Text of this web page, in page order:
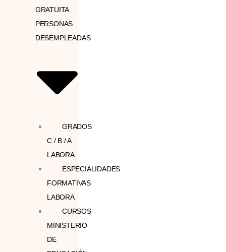
GRATUITA
PERSONAS
DESEMPLEADAS
GRADOS
C / B / A
LABORA
ESPECIALIDADES
FORMATIVAS
LABORA
CURSOS
MINISTERIO
DE